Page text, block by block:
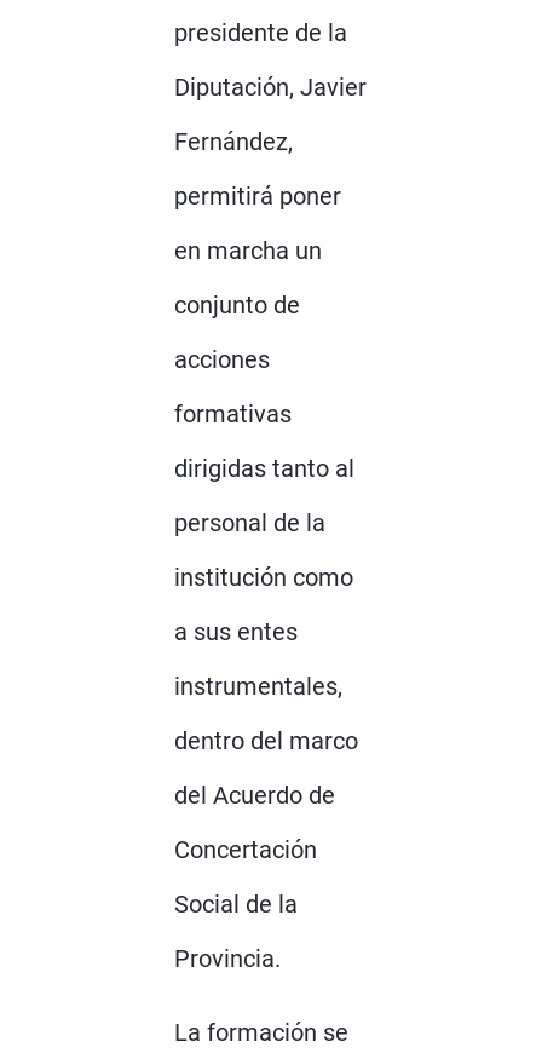
presidente de la
Diputación, Javier
Fernández,
permitirá poner
en marcha un
conjunto de
acciones
formativas
dirigidas tanto al
personal de la
institución como
a sus entes
instrumentales,
dentro del marco
del Acuerdo de
Concertación
Social de la
Provincia.
La formación se